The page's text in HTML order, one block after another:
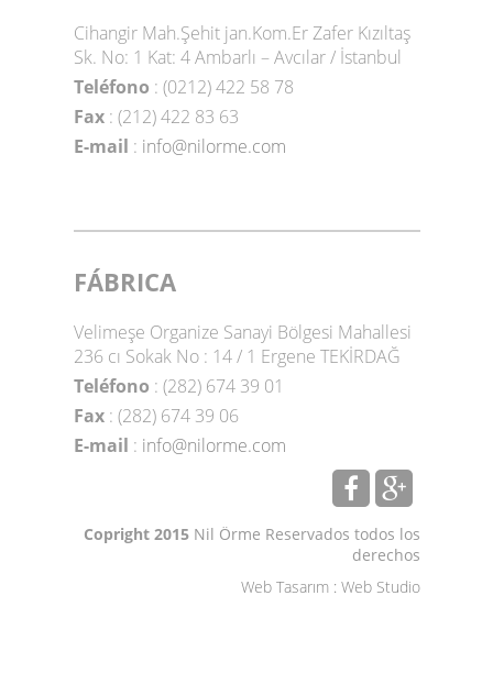
Cihangir Mah.Şehit jan.Kom.Er Zafer Kızıltaş
Sk. No: 1 Kat: 4 Ambarlı – Avcılar / İstanbul
Teléfono : (0212) 422 58 78
Fax: (212) 422 83 63
E-mail : info@nilorme.com
FÁBRICA
Velimeşe Organize Sanayi Bölgesi Mahallesi
236 cı Sokak No : 14 / 1 Ergene TEKİRDAĞ
Teléfono : (282) 674 39 01
Fax: (282) 674 39 06
E-mail : info@nilorme.com
Copright 2015Nil Örme Reservados todos los
derechos
Web Tasarım: Web Studio